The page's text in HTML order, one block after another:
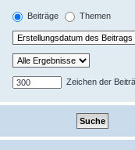
Beiträge Themen
Zeichen der